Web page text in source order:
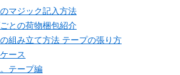
マジック記入方法
との荷物梱包紹介
組み立て方法 テープの張り方
ース
テープ編